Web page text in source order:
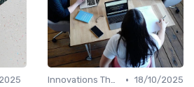
Innovations Thérapeutiques • 18/10/2025